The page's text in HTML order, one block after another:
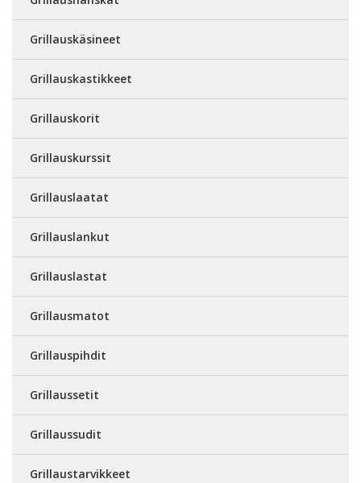
Grillauskäsineet
Grillauskastikkeet
Grillauskorit
Grillauskurssit
Grillauslaatat
Grillauslankut
Grillauslastat
Grillausmatot
Grillauspihdit
Grillaussetit
Grillaussudit
Grillaustarvikkeet